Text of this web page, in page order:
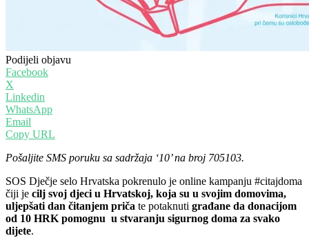
Podijeli objavu
Facebook
X
Linkedin
WhatsApp
Email
Copy URL
Pošaljite SMS poruku sa sadržaja ‘10’ na broj 705103.
SOS Dječje selo Hrvatska pokrenulo je online kampanju #citajdoma
čiji je cilj svoj djeci u Hrvatskoj, koja su u svojim domovima,
uljepšati dan čitanjem priča te potaknuti građane da donacijom
od 10 HRK pomognu u stvaranju sigurnog doma za svako
dijete.